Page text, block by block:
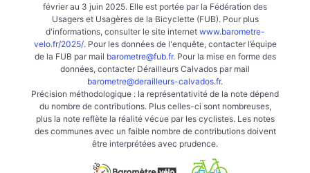
février au 3 juin 2025. Elle est portée par la Fédération des
Usagers et Usagères de la Bicyclette (FUB). Pour plus
d'informations, consulter le site internet www.barometre-
velo.fr/2025/. Pour les données de l'enquête, contacter l’équipe
de la FUB par mail barometre@fub.fr. Pour la mise en forme des
données, contacter Dérailleurs Calvados par mail
barometre@derailleurs-calvados.fr.
Précision méthodologique : la représentativité de la note dépend
du nombre de contributions. Plus celles-ci sont nombreuses,
plus la note reflète la réalité vécue par les cyclistes. Les notes
des communes avec un faible nombre de contributions doivent
être interprétées avec prudence.